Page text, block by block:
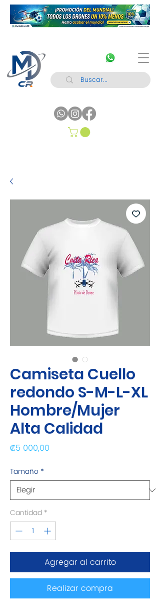
Camiseta Cuello
redondo S-M-L-XL
Hombre/Mujer
Alta Calidad
₡5 000,00
Tamaño *
Cantidad *
Agregar al carrito
Realizar compra